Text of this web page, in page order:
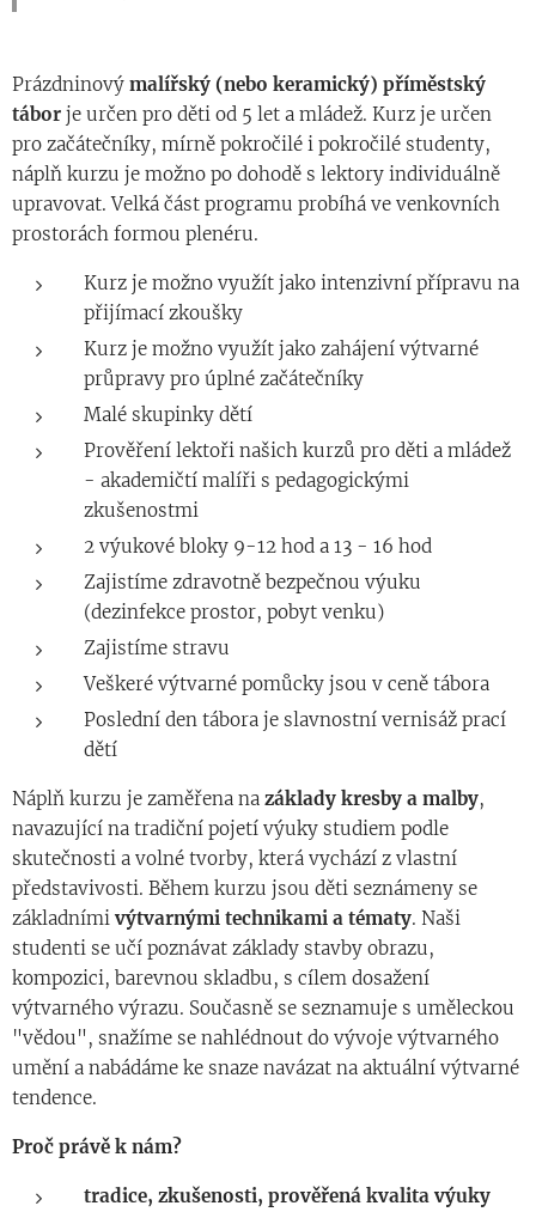
Prázdninový malířský (nebo keramický) příměstský
tábor je určen pro děti od 5 let a mládež. Kurz je určen
pro začátečníky, mírně pokročilé i pokročilé studenty,
náplň kurzu je možno po dohodě s lektory individuálně
upravovat. Velká část programu probíhá ve venkovních
prostorách formou plenéru.
Kurz je možno využít jako intenzivní přípravu na
přijímací zkoušky
Kurz je možno využít jako zahájení výtvarné
průpravy pro úplné začátečníky
Malé skupinky dětí
Prověření lektoři našich kurzů pro děti a mládež
- akademičtí malíři s pedagogickými
zkušenostmi
2 výukové bloky 9-12 hod a 13 - 16 hod
Zajistíme zdravotně bezpečnou výuku
(dezinfekce prostor, pobyt venku)
Zajistíme stravu
Veškeré výtvarné pomůcky jsou v ceně tábora
Poslední den tábora je slavnostní vernisáž prací
dětí
Náplň kurzu je zaměřena na základy kresby a malby,
navazující na tradiční pojetí výuky studiem podle
skutečnosti a volné tvorby, která vychází z vlastní
představivosti. Během kurzu jsou děti seznámeny se
základními výtvarnými technikami a tématy. Naši
studenti se učí poznávat základy stavby obrazu,
kompozici, barevnou skladbu, s cílem dosažení
výtvarného výrazu. Současně se seznamuje s uměleckou
"vědou", snažíme se nahlédnout do vývoje výtvarného
umění a nabádáme ke snaze navázat na aktuální výtvarné
tendence.
Proč právě k nám?
tradice, zkušenosti, prověřená kvalita výuky